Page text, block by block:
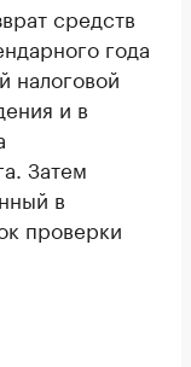
средств
года
налоговой
и в
Затем
в
проверки